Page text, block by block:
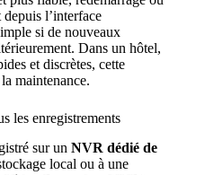
l’interface
si de nouveaux
Dans un hôtel,
et discrètes, cette
maintenance.
les enregistrements
sur un NVR dédié de
local ou à une